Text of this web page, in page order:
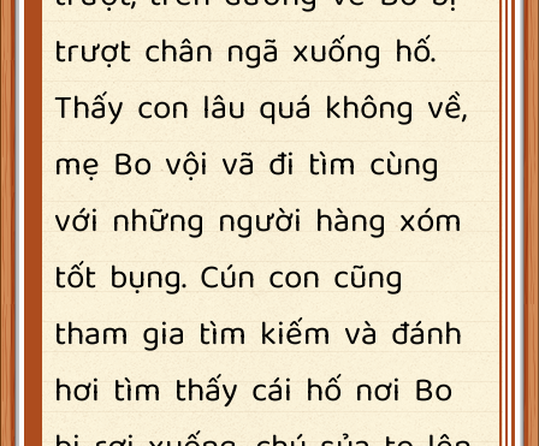
trượt chân ngã xuống hố.
Thấy con lâu quá không về,
mẹ Bo vội vã đi tìm cùng
với những người hàng xóm
tốt bụng. Cún con cũng
tham gia tìm kiếm và đánh
hơi tìm thấy cái hố nơi Bo